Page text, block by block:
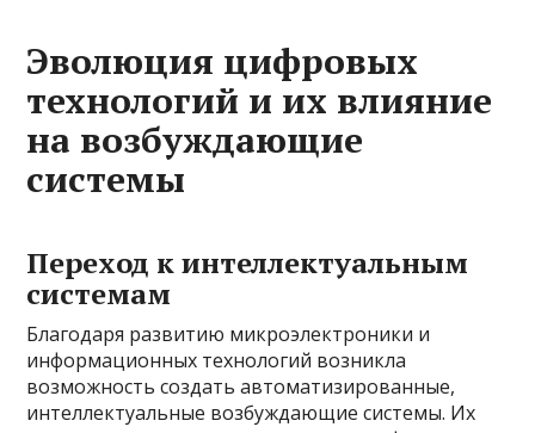
Эволюция цифровых
технологий и их влияние
на возбуждающие
системы
Переход к интеллектуальным
системам
Благодаря развитию микроэлектроники и
информационных технологий возникла
возможность создать автоматизированные,
интеллектуальные возбуждающие системы. Их